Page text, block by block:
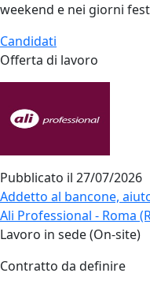
weekend e nei giorni
Candidati
Offerta di lavoro
Pubblicato il 27/07/2026
Addetto al bancone,
Ali Professional - Roma
Lavoro in sede (On-site)
Contratto da definire